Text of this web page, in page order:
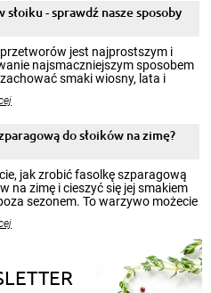
- sprawdź nasze sposoby
przetworów jest najprostszym i
najsmaczniejszym sposobem
smaki wiosny, lata i
by cieszyć nimi oko w sezonie
atmosferę cieplejszych
słoików ze
pozwolą zachować świeżość
do słoików na zimę?
jak zrobić fasolkę szparagową
na zimę i cieszyć się jej smakiem
sezonem. To warzywo możecie